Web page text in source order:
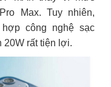
Max. Tuy nhiên,
công nghệ sạc
20W rất tiện lợi.